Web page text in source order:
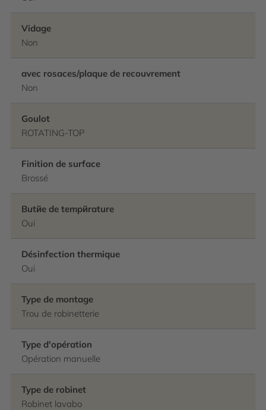
Vidage
Non
avec rosaces/plaque de recouvrement
Non
Goulot
ROTATING-TOP
Finition de surface
Brossé
Butйe de tempйrature
Oui
Désinfection thermique
Oui
Type de montage
Trou de robinetterie
Type d'opération
Opération manuelle
Type de robinet
Robinet lavabo